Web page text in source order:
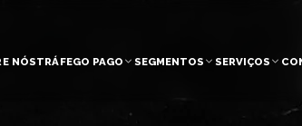
NÓSTRÁFEGO PAGO SEGMENTOS SERVIÇOS